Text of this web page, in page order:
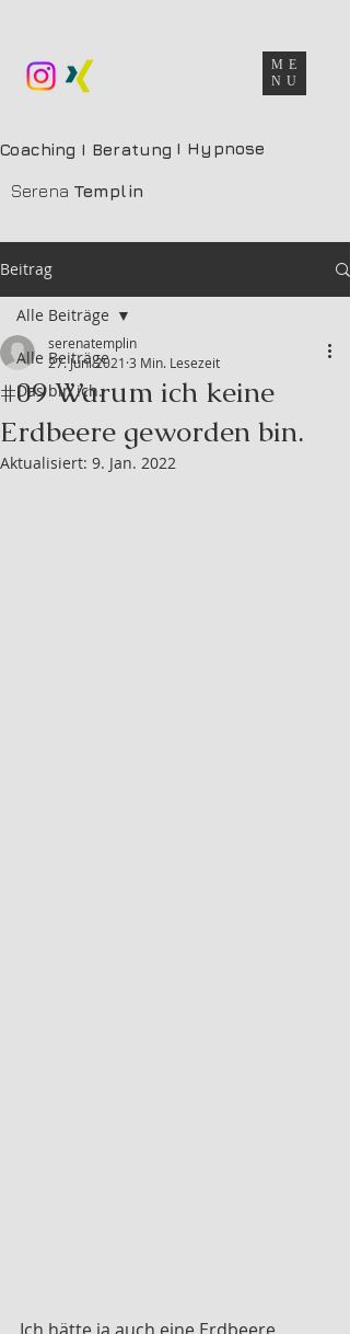
Serena Templin
Coaching I Beratung
ME
NU
I Hypnose
Beitrag
Alle Beiträge
Das bin ich.
Alle Beiträge
#09 Warum ich keine
Erdbeere geworden bin.
serenatemplin
27. Juni 2021 3 Min. Lesezeit
Aktualisiert: 9. Jan. 2022